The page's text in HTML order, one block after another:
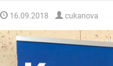
16.09.2018 cukanova